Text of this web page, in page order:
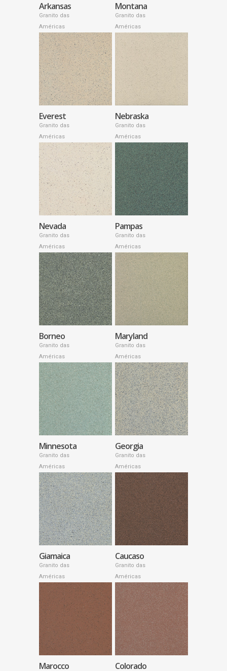
Arkansas
Granito das
Américas
Montana
Granito das
Américas
Everest
Granito das
Américas
Nebraska
Granito das
Américas
Nevada
Granito das
Américas
Pampas
Granito das
Américas
Borneo
Granito das
Américas
Maryland
Granito das
Américas
Minnesota
Granito das
Américas
Georgia
Granito das
Américas
Giamaica
Granito das
Américas
Caucaso
Granito das
Américas
Marocco Colorado